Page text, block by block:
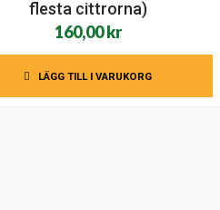
flesta cittrorna)
160,00kr
LÄGG TILL I VARUKORG